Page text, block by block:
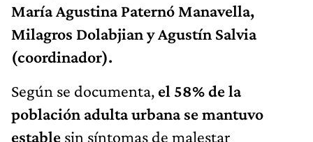
María Agustina Paternó Manavella,
Milagros Dolabjian y Agustín Salvia
(coordinador).
Según se documenta, el 58% de la
población adulta urbana se mantuvo
estable sin síntomas de malestar